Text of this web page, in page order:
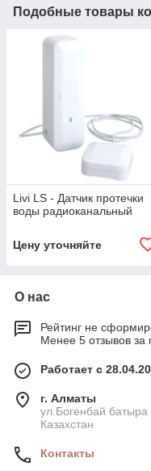
Подобные товары
Livi LS - Датчик протечки
воды радиоканальный
Цену уточняйте
О нас
Рейтинг не
Менее 5 отзывов за
Работает с
г. Алматы
ул.Богенбай
Казахстан
Контакты